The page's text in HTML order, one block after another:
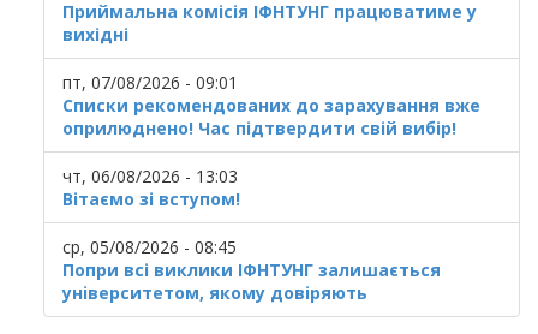
Приймальна комісія ІФНТУНГ працюватиме у
вихідні
пт, 07/08/2026 - 09:01
Списки рекомендованих до зарахування вже
оприлюднено! Час підтвердити свій вибір!
чт, 06/08/2026 - 13:03
Вітаємо зі вступом!
ср, 05/08/2026 - 08:45
Попри всі виклики ІФНТУНГ залишається
університетом, якому довіряють